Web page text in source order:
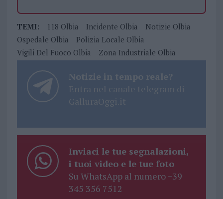
TEMI: 118 Olbia Incidente Olbia
Notizie Olbia
Ospedale Olbia
Polizia Locale Olbia
Vigili Del Fuoco Olbia
Zona Industriale Olbia
Notizie in tempo reale?
Entra nel canale telegram di
GalluraOggi.it
Inviaci le tue segnalazioni,
i tuoi video e le tue foto
Su WhatsApp al numero +39
345 356 7512